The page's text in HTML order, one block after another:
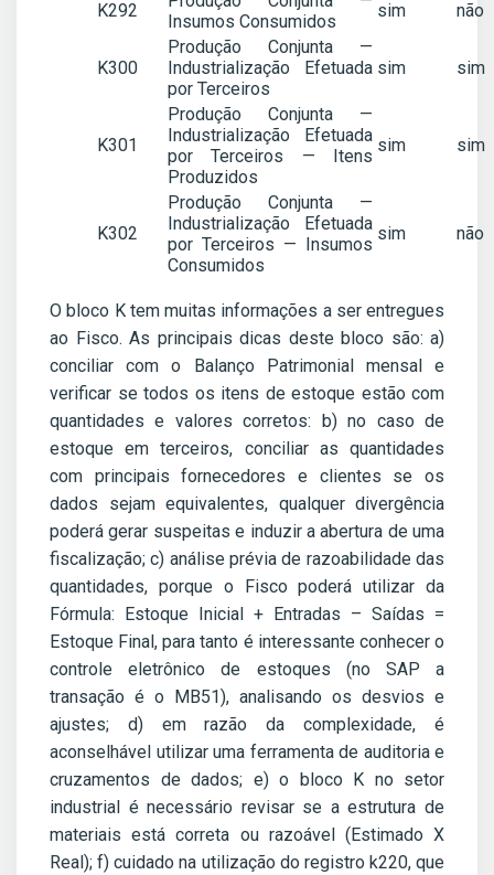
K292
Insumos Consumidos
sim não
K300
Produção Conjunta —
Industrialização Efetuada
por Terceiros
sim sim
K301
Produção Conjunta —
Industrialização Efetuada
por Terceiros — Itens
Produzidos
sim sim
K302
Produção Conjunta —
Industrialização Efetuada
por Terceiros — Insumos
Consumidos
sim não
O bloco K tem muitas informações a ser entregues
ao Fisco. As principais dicas deste bloco são: a)
conciliar com o Balanço Patrimonial mensal e
verificar se todos os itens de estoque estão com
quantidades e valores corretos: b) no caso de
estoque em terceiros, conciliar as quantidades
com principais fornecedores e clientes se os
dados sejam equivalentes, qualquer divergência
poderá gerar suspeitas e induzir a abertura de uma
fiscalização; c) análise prévia de razoabilidade das
quantidades, porque o Fisco poderá utilizar da
Fórmula: Estoque Inicial + Entradas – Saídas =
Estoque Final, para tanto é interessante conhecer o
controle eletrônico de estoques (no SAP a
transação é o MB51), analisando os desvios e
ajustes; d) em razão da complexidade, é
aconselhável utilizar uma ferramenta de auditoria e
cruzamentos de dados; e) o bloco K no setor
industrial é necessário revisar se a estrutura de
materiais está correta ou razoável (Estimado X
Real); f) cuidado na utilização do registro k220, que